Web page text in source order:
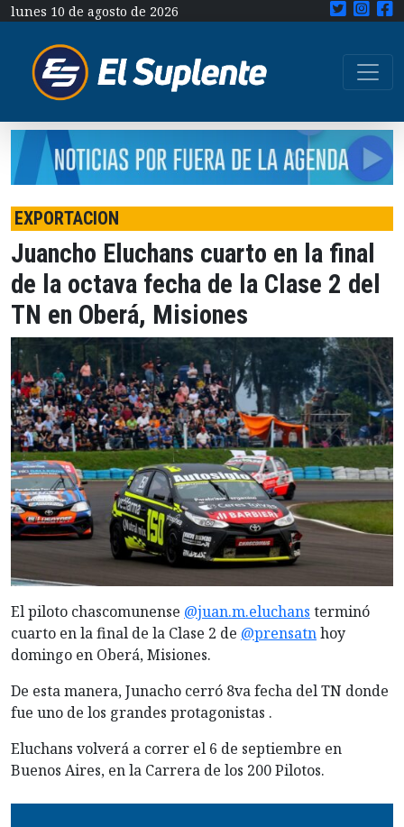
lunes 10 de agosto de 2026
EXPORTACION
Juancho Eluchans cuarto en la final
de la octava fecha de la Clase 2 del
TN en Oberá, Misiones
El piloto chascomunense @juan.m.eluchans terminó
cuarto en la final de la Clase 2 de @prensatnhoy
domingo en Oberá, Misiones.
De esta manera, Junacho cerró 8va fecha del TN donde
fue uno de los grandes protagonistas .
Eluchans volverá a correr el 6 de septiembre en
Buenos Aires, en la Carrera de los 200 Pilotos.